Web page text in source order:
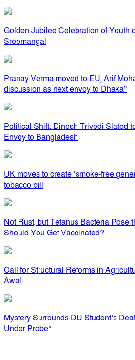
Golden Jubilee Celebration of Youth
Sreemangal
Pranay Verma moved to EU, Arif
discussion as next envoy to Dhaka”
Political Shift: Dinesh Trivedi Slated
Envoy to Bangladesh
UK moves to create ‘smoke-free
tobacco bill
Not Rust, but Tetanus Bacteria Pose
Should You Get Vaccinated?
Call for Structural Reforms in
Awal
Mystery Surrounds DU Student’s
Under Probe”